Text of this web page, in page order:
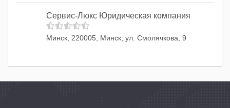
Сервис-Люкс Юридическая компания
Минск, 220005, Минск, ул. Смолячкова, 9